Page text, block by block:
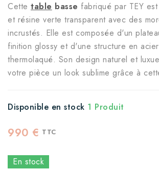
Cette table basse fabriqué par TEY
et résine verte transparent avec des
incrustés. Elle est composée d'un
finition glossy et d'une structure en
thermolaqué. Son design naturel et
votre pièce un look sublime grâce à
Disponible en stock 1 Produit
990 € TTC
En stock